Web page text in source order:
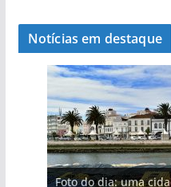
Notícias em destaque
Foto do dia: uma